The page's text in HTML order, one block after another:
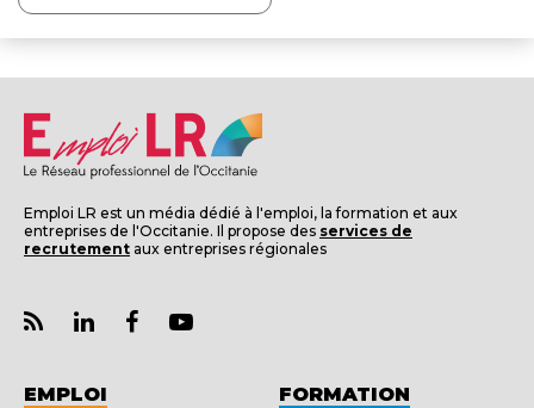
Emploi LR est un média dédié à l'emploi, la formation et aux
entreprises de l'Occitanie. Il propose des services de
recrutement aux entreprises régionales
EMPLOI FORMATION